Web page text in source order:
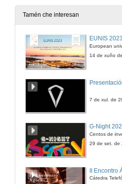
1 de xuño de
Tamén che interesan
EUNIS 2023
14 de xuño
7 de xul. de
29 de set. de